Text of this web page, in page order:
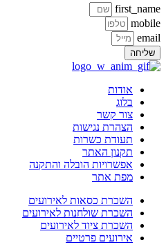
first_name
mobile
email
שליחה
אודות
בלוג
צור קשר
הצהרת נגישות
תעודת כשרות
תקנון האתר
אפשרויות הובלה והתקנה
מפת אתר
השכרת כסאות לאירועים
השכרת שולחנות לאירועים
השכרת ציוד לאירועים
אירועים פרטיים